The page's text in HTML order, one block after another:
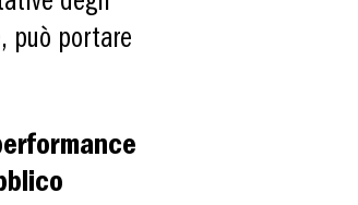
può portare